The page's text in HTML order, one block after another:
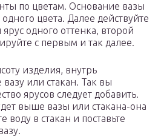
по цветам. Основание вазы
цвета. Далее действуйте
одного оттенка, второй
с первым и так далее.
изделия, внутрь
вазу или стакан. Так вы
ярусов следует добавить.
выше вазы или стакана-она
воду в стакан и поставьте